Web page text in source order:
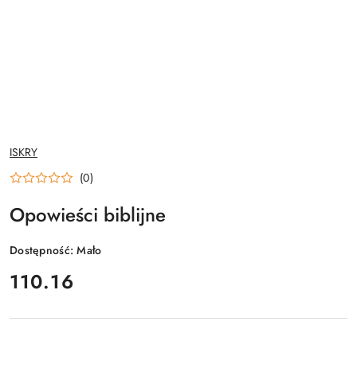
NAZWA
PRODUCENTA:
ISKRY
(0)
Opowieści biblijne
Dostępność:Mało
cena:
110.16